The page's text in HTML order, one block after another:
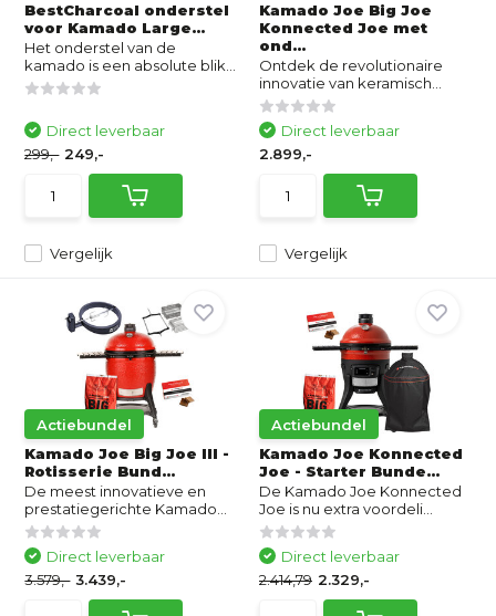
BestCharcoal onderstel
voor Kamado Large...
Het onderstel van de
kamado is een absolute blik...
Vergelijk
Direct leverbaar
299,- 249,-
Kamado Joe Big Joe
Konnected Joe met
ond...
Ontdek de revolutionaire
innovatie van keramisch...
Vergelijk
Direct leverbaar
2.899,-
Actiebundel
Kamado Joe Big Joe III -
Rotisserie Bund...
De meest innovatieve en
prestatiegerichte Kamado...
Direct leverbaar
3.579,- 3.439,-
Actiebundel
Kamado Joe Konnected
Joe - Starter Bunde...
De Kamado Joe Konnected
Joe is nu extra voordeli...
Direct leverbaar
2.414,79 2.329,-